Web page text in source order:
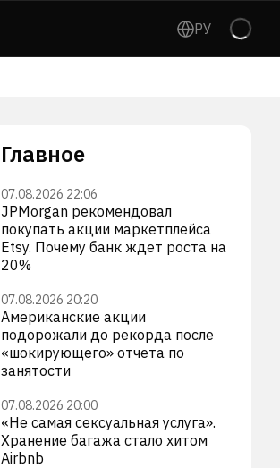
РУ
Главное
07.08.2026 22:06
JPMorgan рекомендовал
покупать акции маркетплейса
Etsy. Почему банк ждет роста на
20%
07.08.2026 20:20
Американские акции
подорожали до рекорда после
«шокирующего» отчета по
занятости
07.08.2026 20:00
«Не самая сексуальная услуга».
Хранение багажа стало хитом
Airbnb